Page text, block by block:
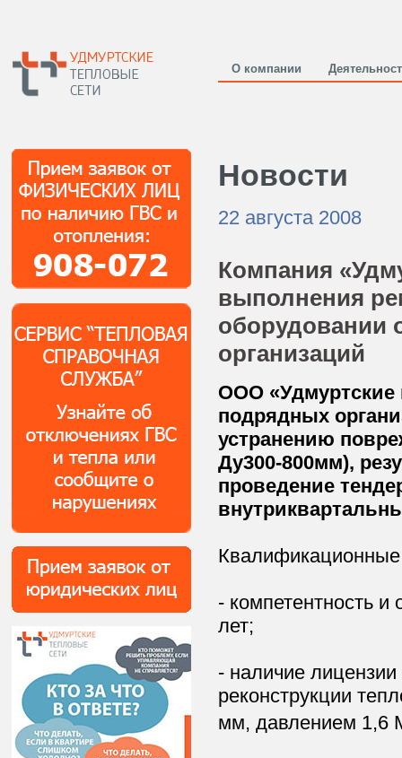
О компании
Новости
22 августа 2008
Компания
выполнения
оборудовании
организаций
ООО
подрядных
устранению
Ду300-800мм),
проведение
- компетентность
лет;
- наличие
реконструкции
мм, давлением 1,6